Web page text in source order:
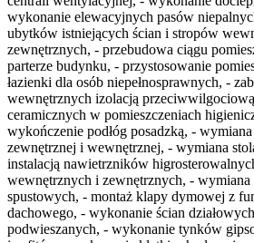
wykonanie elewacyjnych pasów
ubytków istniejących ścian i stropów
zewnętrznych, - przebudowa ciągu
parterze budynku, - przystosowanie
łazienki dla osób niepełnosprawnych, -
wewnętrznych izolacją przeciwwilgociową
ceramicznych w pomieszczeniach
wykończenie podłóg posadzką, -
zewnętrznej i wewnętrznej, - wymiana
instalacją nawietrzników
wewnętrznych i zewnętrznych, -
spustowych, - montaż klapy dymowej z
dachowego, - wykonanie ścian
podwieszanych, - wykonanie tynków